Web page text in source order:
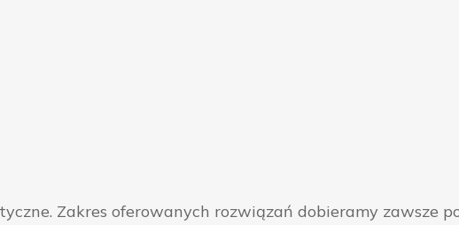
Zakres oferowanych rozwiązań dobieramy zawsze